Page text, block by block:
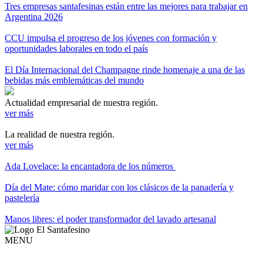
Tres empresas santafesinas están entre las mejores para trabajar en
Argentina 2026
CCU impulsa el progreso de los jóvenes con formación y
oportunidades laborales en todo el país
El Día Internacional del Champagne rinde homenaje a una de las
bebidas más emblemáticas del mundo
Actualidad empresarial de nuestra región.
ver más
La realidad de nuestra región.
ver más
Ada Lovelace: la encantadora de los números
Día del Mate: cómo maridar con los clásicos de la panadería y
pastelería
Manos libres: el poder transformador del lavado artesanal
MENU